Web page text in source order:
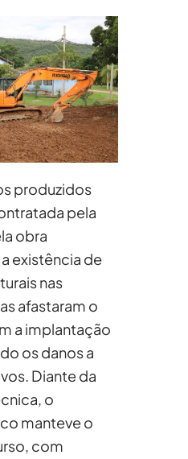
produzidos
pela
obra
existência de
nas
afastaram o
a implantação
os danos a
Diante da
o
manteve o
com